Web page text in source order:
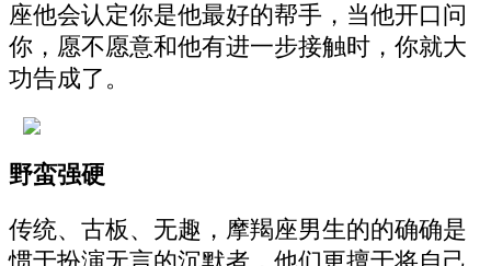
座他会认定你是他最好的帮手，当他开口问
你，愿不愿意和他有进一步接触时，你就大
功告成了。
野蛮强硬
传统、古板、无趣，摩羯座男生的的确确是